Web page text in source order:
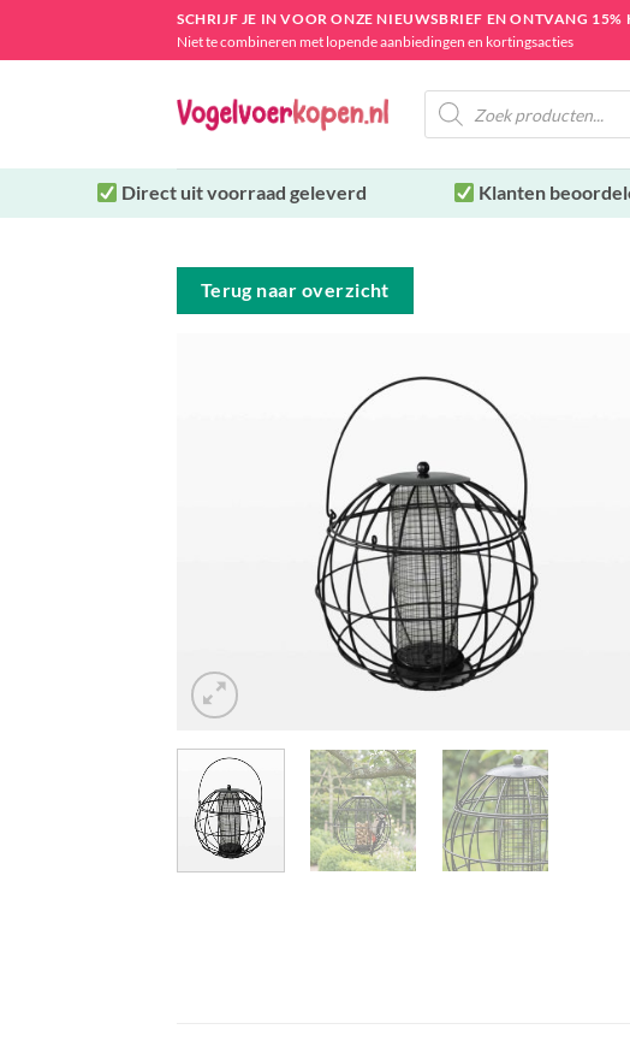
SCHRIJF JE IN VOOR ONZE NIEUWSBRIEF EN ONTVANG 15%
Niet te combineren met lopende aanbiedingen en kortingsacties
Producten
zoeken
Direct uitvoorraad geleverd Klanten
Terug naar overzicht